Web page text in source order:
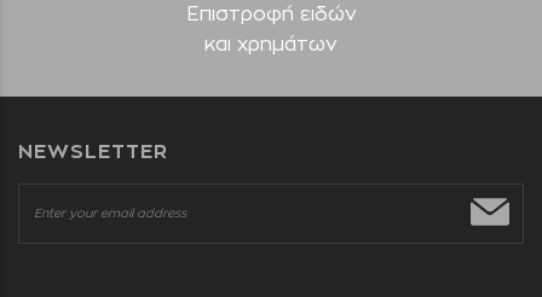
Επιστροφή ειδών
και χρημάτων
NEWSLETTER